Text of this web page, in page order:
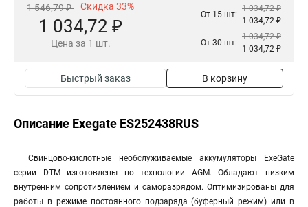
1 546,79 ₽ Скидка 33%
1 034,72 ₽
Цена за 1 шт.
От 15 шт:
1 034,72 ₽
1 034,72 ₽
От 30 шт:
1 034,72 ₽
1 034,72 ₽
Быстрый заказ В корзину
Описание Exegate ES252438RUS
Свинцово-кислотные необслуживаемые аккумуляторы ExeGate
серии DTM изготовлены по технологии AGM. Обладают низким
внутренним сопротивлением и саморазрядом. Оптимизированы для
работы в режиме постоянного подзаряда (буферный режим) или в